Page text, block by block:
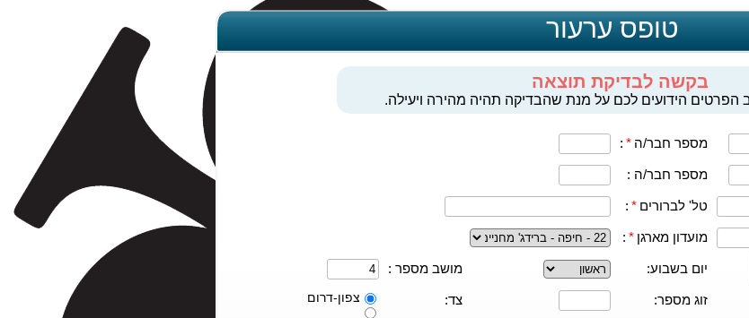
טופס ערעור
בקשה לבדיקת תוצאה
הפרטים הידועים לכם על מנת שהבדיקה תהיה מהירה ויעילה.
מספר חבר/ה *
:
מספר חבר/ה :
טל' לברורים *
:
מועדון מארגן *
:
יום בשבוע: מושב מספר :
זוג מספר: צד:
צפון-דרום